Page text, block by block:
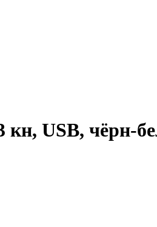
USB, чёрн-